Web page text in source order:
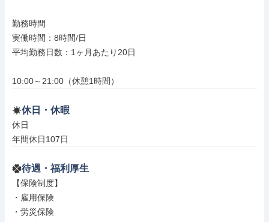
勤務時間
実働時間：8時間/日
平均勤務日数：1ヶ月あたり20日
10:00～21:00（休憩1時間）
休日・休暇
休日
年間休日107日
待遇・福利厚生
【保険制度】
・雇用保険
・労災保険